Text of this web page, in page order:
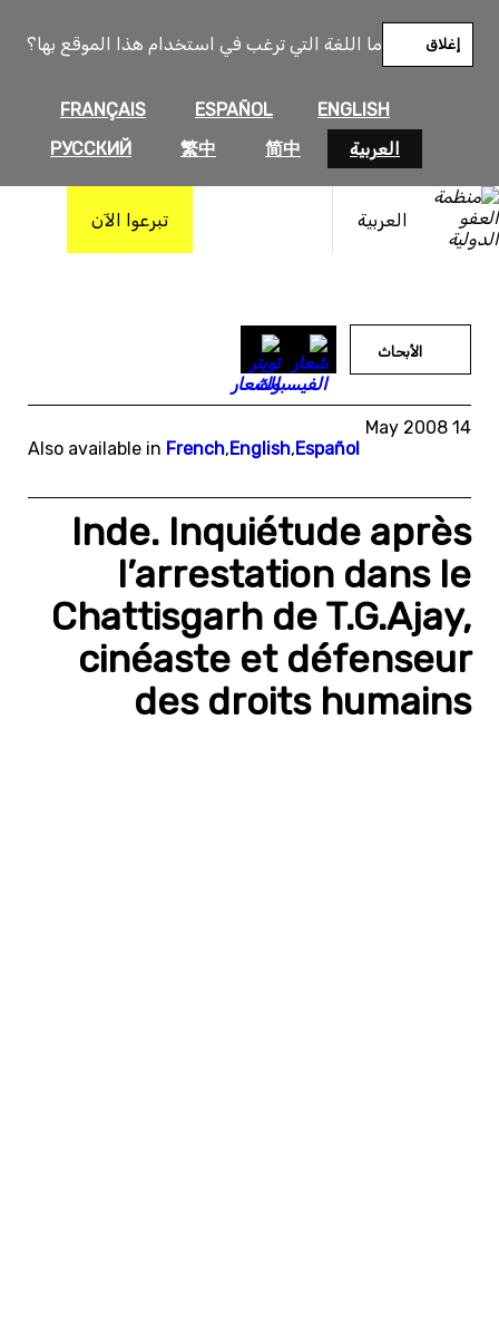
ما اللغة التي ترغب في استخدام هذا الموقع بها؟
ENGLISH
ESPAÑOL
FRANÇAIS
العربية
简中
繁中
РУССКИЙ
إغلاق
العربية تبرعوا الآن
المحتوى
الأبحاث
14 May 2008
Also available in French,English,Español
Inde. Inquiétude après
l’arrestation dans le
Chattisgarh de T.G.Ajay,
cinéaste et défenseur
des droits humains